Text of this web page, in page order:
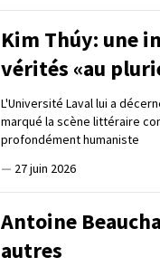
Kim Thúy: une
vérités «au
L'Université Laval lui a
marqué la scène littéraire
profondément humaniste
— 27 juin 2026
Antoine
autres